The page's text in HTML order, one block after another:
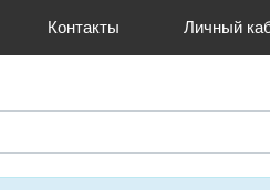
Контакты Личный